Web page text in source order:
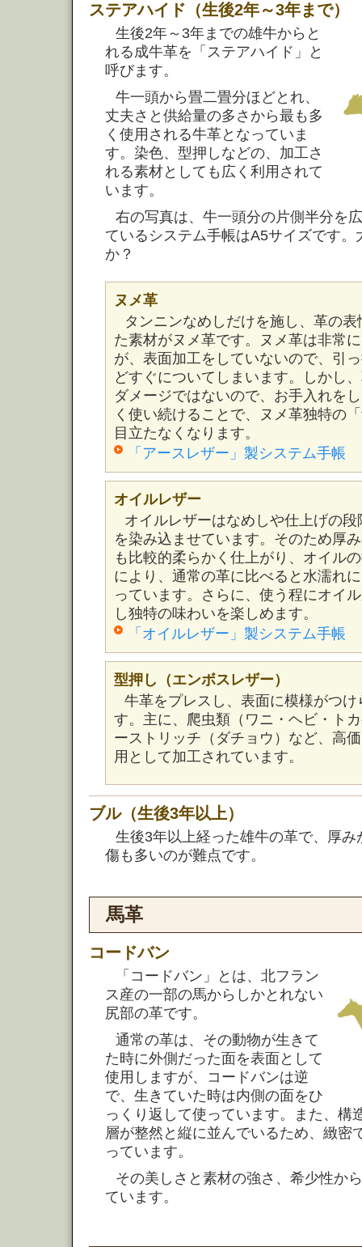
ステアハイド（生後2年～3年まで）
生後2年～3年までの雄牛からと
れる成牛革を「ステアハイド」と
呼びます。
牛一頭から畳二畳分ほどとれ、
丈夫さと供給量の多さから最も多
く使用される牛革となっていま
す。染色、型押しなどの、加工さ
れる素材としても広く利用されて
います。
右の写真は、牛一頭分の片側半分を
ているシステム手帳はA5サイズです
か？
ヌメ革
タンニンなめしだけを施し、革の表
た素材がヌメ革です。ヌメ革は非常
が、表面加工をしていないので、引
どすぐについてしまいます。しかし
ダメージではないので、お手入れを
く使い続けることで、ヌメ革独特の
目立たなくなります。
「アースレザー」製システム手帳
オイルレザー
オイルレザーはなめしや仕上げの段
を染み込ませています。そのため厚
も比較的柔らかく仕上がり、オイル
により、通常の革に比べると水濡れ
っています。さらに、使う程にオイ
し独特の味わいを楽しめます。
「オイルレザー」製システム手帳
型押し（エンボスレザー）
牛革をプレスし、表面に模様がつけ
す。主に、爬虫類（ワニ・ヘビ・ト
ーストリッチ（ダチョウ）など、高
用として加工されています。
ブル（生後3年以上）
生後3年以上経った雄牛の革で、厚
傷も多いのが難点です。
馬革
コードバン
「コードバン」とは、北フラン
ス産の一部の馬からしかとれない
尻部の革です。
通常の革は、その動物が生きて
た時に外側だった面を表面として
使用しますが、コードバンは逆
で、生きていた時は内側の面をひ
っくり返して使っています。また、構
層が整然と縦に並んでいるため、緻密
っています。
その美しさと素材の強さ、希少性か
ています。